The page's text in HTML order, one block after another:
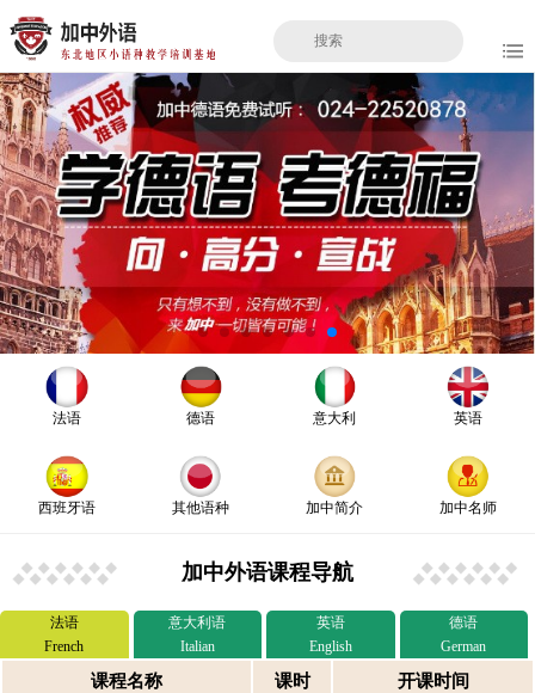
法语 德语 意大利 英语
西班牙语 其他语种 加中简介 加中名师
加中外语课程导航
法语
French
意大利语
Italian
英语
English
德语
German
课程名称 课时 开课时间